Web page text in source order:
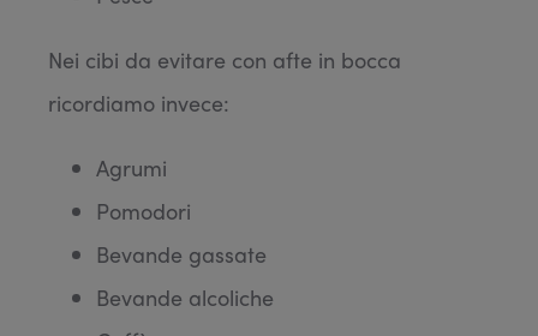
Nei cibi da evitare con afte in bocca
ricordiamo invece:
Agrumi
Pomodori
Bevande gassate
Bevande alcoliche